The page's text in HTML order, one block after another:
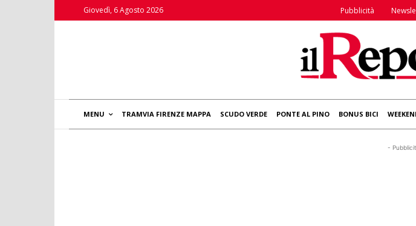
Giovedì, 6 Agosto 2026 Pubblicità
MENU TRAMVIA FIRENZE MAPPA SCUDO VERDE PONTE AL PINO BONUS BICI
-